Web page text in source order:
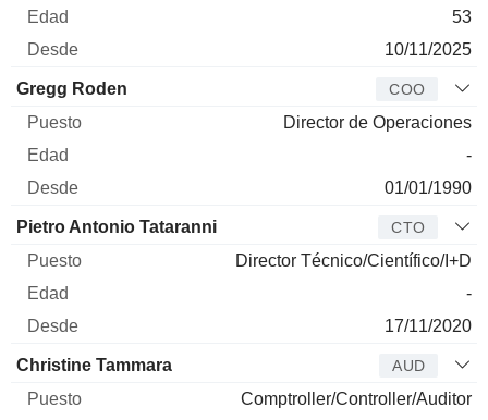
53
10/11/2025
Gregg Roden COO
Director de Operaciones
-
01/01/1990
Pietro Antonio Tataranni CTO
Director Técnico/Científico/I+D
-
17/11/2020
Christine Tammara AUD
Comptroller/Controller/Auditor